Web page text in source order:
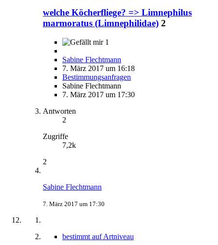
welche Köcherfliege? => Limnephilus
marmoratus (Limnephilidae) 2
1
Sabine Flechtmann
7. März 2017 um 16:18
Bestimmungsanfragen
Sabine Flechtmann
7. März 2017 um 17:30
Antworten
2
Zugriffe
7,2k
2
Sabine Flechtmann
7. März 2017 um 17:30
bestimmt auf Artniveau